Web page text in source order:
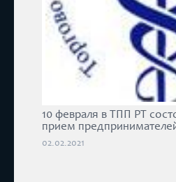
10 февраля в ТПП РТ
прием
02.02.2021